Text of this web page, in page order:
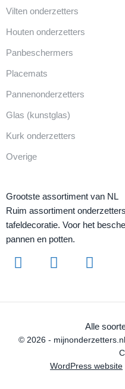
Vilten onderzetters
Houten onderzetters
Panbeschermers
Placemats
Pannenonderzetters
Glas (kunstglas)
Kurk onderzetters
Overige
Grootste assortiment van NL
Ruim assortiment
tafeldecoratie. Voor het
pannen en potten.
Alle
© 2026 -
WordPress website